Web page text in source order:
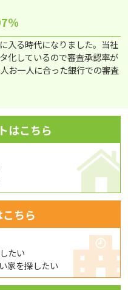
％
入る時代になりました。当社
化しているので審査承認率が
お一人に合った銀行での審査
はこちら
ちら
たい
家を探したい